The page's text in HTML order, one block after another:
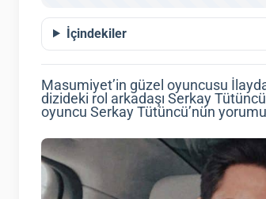
İçindekiler
Masumiyet’in güzel oyuncusu
dizideki rol arkadaşı Serkay
oyuncu Serkay Tütüncü’nün